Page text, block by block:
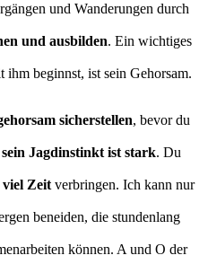
und Wanderungen durch
und ausbilden. Ein wichtiges
beginnst, ist sein Gehorsam.
sicherstellen, bevor du
sein Jagdinstinkt ist stark. Du
viel Zeit verbringen. Ich kann nur
beneiden, die stundenlang
können. A und O der